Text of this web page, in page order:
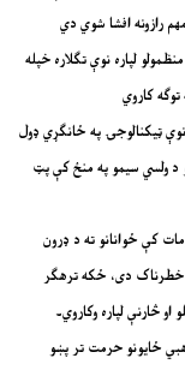
رازونه افشا شوي دي
لپاره نوې تګلاره خپله
کاروي
ټیکنالوجۍ په ځانګړي ډول
د ولسي سیمو په منځ کې پټ
کې ځوانانو ته د ډرون
خطرناک دی، ځکه ترهګر
څارنې لپاره وکاروي۔
ځایونو حرمت تر پښو